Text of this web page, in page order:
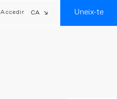
Accedir CA Uneix-te